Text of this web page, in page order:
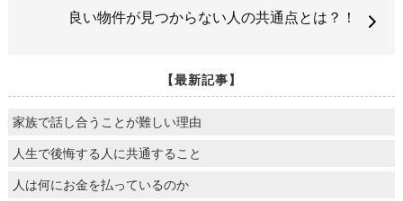
良い物件が見つからない人の共通点とは？！
【最新記事】
家族で話し合うことが難しい理由
人生で後悔する人に共通すること
人は何にお金を払っているのか